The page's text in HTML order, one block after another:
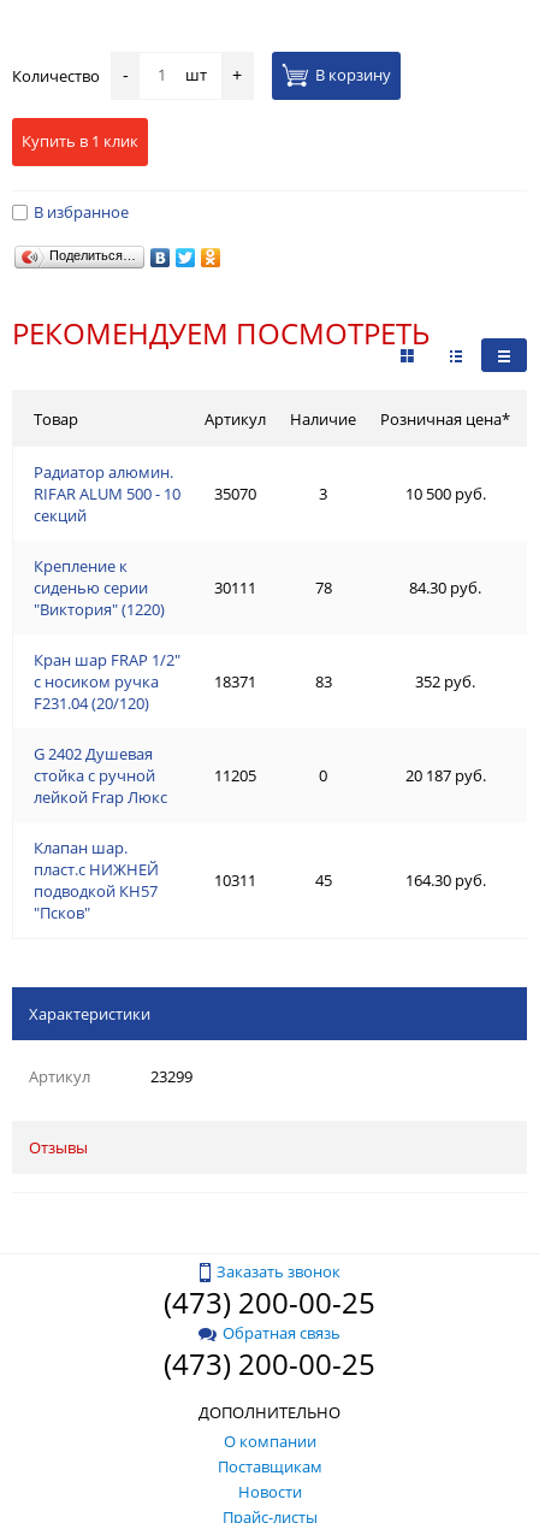
Количество - шт + В корзину
Купить в 1 клик
В избранное
Поделиться…
РЕКОМЕНДУЕМ ПОСМОТРЕТЬ
Товар
Радиатор алюмин.
RIFAR ALUM 500 - 10
секций
Крепление к
сиденью серии
"Виктория" (1220)
Кран шар FRAP 1/2"
с носиком ручка
F231.04 (20/120)
G 2402 Душевая
стойка с ручной
лейкой Frap Люкс
Клапан шар.
пласт.с НИЖНЕЙ
подводкой КН57
"Псков"
Артикул Наличие Розничная цена*
35070 3 10 500 руб.
30111 78 84.30 руб.
18371 83 352 руб.
11205 0 20 187 руб.
10311 45 164.30 руб.
Характеристики
Артикул 23299
Отзывы
Заказать звонок
(473) 200-00-25
Обратная связь
(473) 200-00-25
ДОПОЛНИТЕЛЬНО
О компании
Поставщикам
Новости
Прайс-листы